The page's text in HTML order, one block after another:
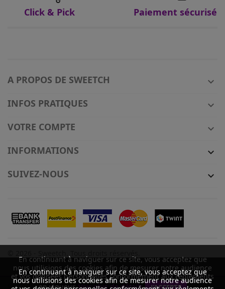
Quantité
En continuant à naviguer sur ce site, vous acceptez que
nous utilisions des cookies afin de mesurer notre audience
et vos données personnelles conformément aux règlements
en vigueur. Voir plus de détails
Click & Pick Paiement sécurisé
A PROPOS DE SWEETCH

INFOS PRATIQUES

VOTRE COMPTE

INFORMATIONS

SUIVEZ-NOUS

En continuant à naviguer sur ce site, vous acceptez que
nous utilisions des cookies afin de mesurer notre audience